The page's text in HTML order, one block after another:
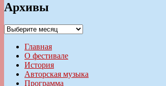
Архивы
Архивы
Главная
О фестивале
История
Авторская музыка
Программа